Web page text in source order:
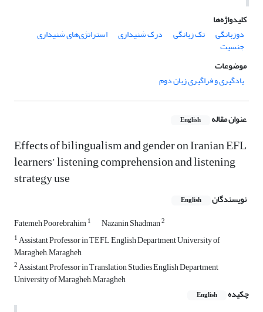
کلیدواژه‌ها
دوزبانگی
تک زبانگی درک شنیداری استراتژی‌های شنیداری
جنسیت
موضوعات
یادگیری و فراگیری زبان دوم
عنوان مقاله English
Effects of bilingualism and gender on Iranian EFL
learners’ listening comprehension and listening
strategy use
نویسندگان English
Fatemeh Poorebrahim1 Nazanin Shadman2
1Assistant Professor in TEFL English Department University of
Maragheh, Maragheh,
2Assistant Professor in Translation Studies English Department
University of Maragheh, Maragheh
چکیده
English